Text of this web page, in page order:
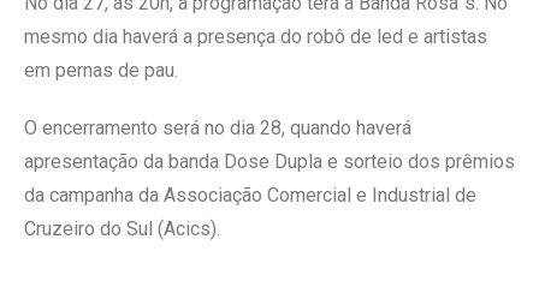
mesmo dia haverá a presença do robô de led e artistas
em pernas de pau.
O encerramento será no dia 28, quando haverá
apresentação da banda Dose Dupla e sorteio dos prêmios
da campanha da Associação Comercial e Industrial de
Cruzeiro do Sul (Acics).